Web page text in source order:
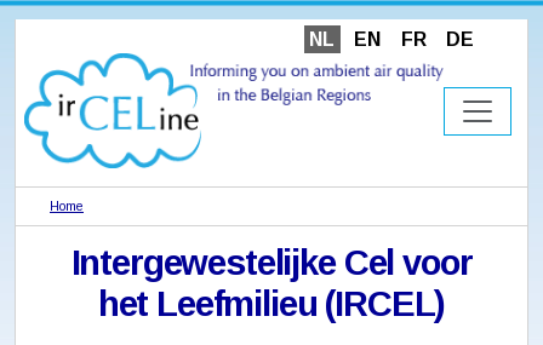
NL EN FR DE
Home
Intergewestelijke Cel voor
het Leefmilieu (IRCEL)